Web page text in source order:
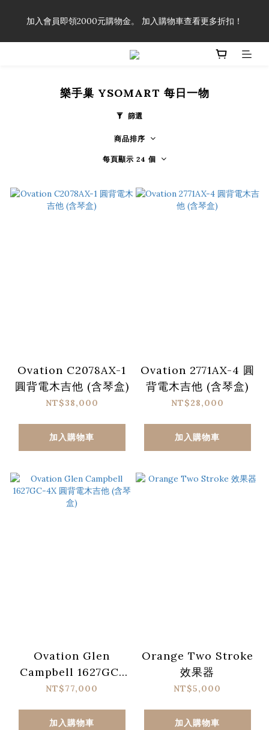
享有弦線、配件終生89折優惠！
加入會員即領2000元購物金。 加入購物車查看更多折扣！
「一生弦命！」單筆購買弦線、配件滿$999（不含運費），即可
樂手巢 YSOMART 每日一物
篩選
商品排序
每頁顯示 24 個
Ovation C2078AX-1
圓背電木吉他 (含琴盒)
NT$38,000
加入購物車
Ovation 2771AX-4 圓
背電木吉他 (含琴盒)
NT$28,000
加入購物車
Ovation Glen
Campbell 1627GC-
4X 圓背電木吉他 (含
NT$77,000
加入購物車
Orange Two Stroke
效果器
NT$5,000
加入購物車